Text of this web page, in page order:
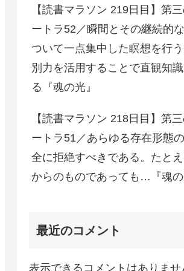
【読書マラソン 219日目】第
ートラ52／瞬間とその継続的
ついて一点集中した瞑想を行
別力を活用することで直観知
る『魂の光』
【読書マラソン 218日目】第
ートラ51／あらゆる存在形態
全に拒絶すべきである。たと
からのものであっても…『魂の
最近のコメント
表示できるコメントはありませ